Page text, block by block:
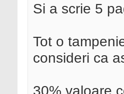
Si a scrie 5
Tot o
consideri ca
30% valoare